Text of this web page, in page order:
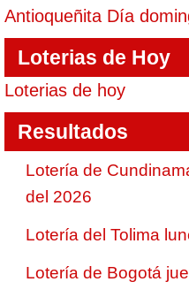
Antioqueñita Día
Loterias de Hoy
Loterias de hoy
Resultados
Lotería de
del 2026
Lotería del Tolima
Lotería de Bogotá